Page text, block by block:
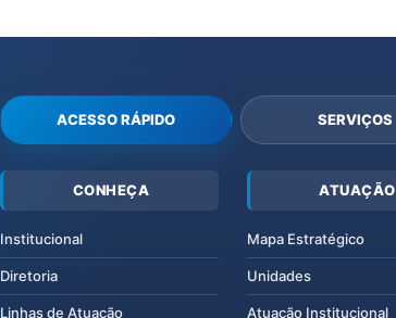
ACESSO RÁPIDO SERVIÇOS
CONHEÇA
Institucional
Diretoria
Linhas de Atuação
ATUAÇÃO
Mapa Estratégico
Unidades
Atuação Institucional